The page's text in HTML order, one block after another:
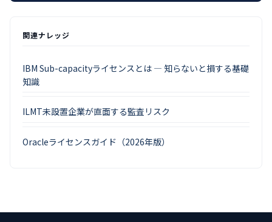
関連ナレッジ
IBM Sub-capacityライセンスとは — 知らないと損する基礎
知識
ILMT未設置企業が直面する監査リスク
Oracleライセンスガイド（2026年版）